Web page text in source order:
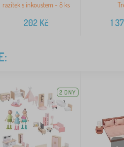
razítek s inkoustem - 8 ks
202 Kč 1
2 DNY